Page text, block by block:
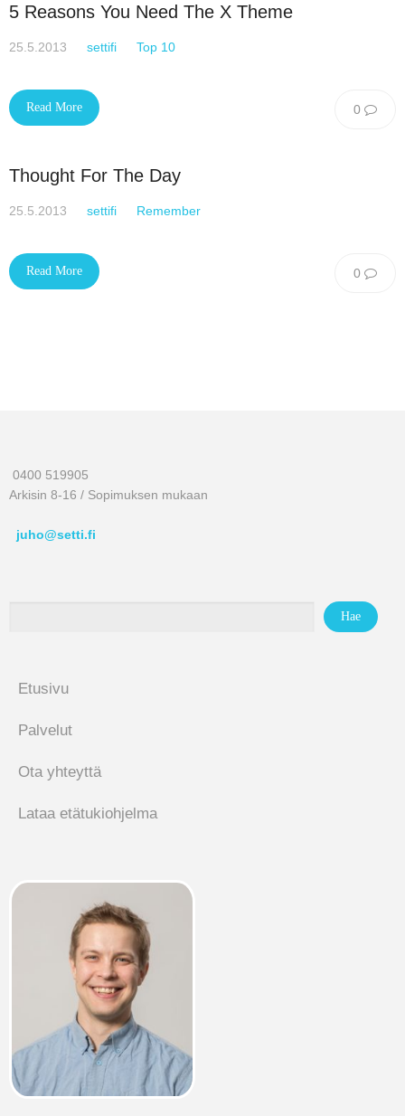
5 Reasons You Need The X Theme
25.5.2013 settifi Top 10
0
Read More
Thought For The Day
25.5.2013 settifi Remember
0
Read More
0400 519905
Arkisin 8-16 / Sopimuksen mukaan
juho@setti.fi
Etusivu
Palvelut
Ota yhteyttä
Lataa etätukiohjelma